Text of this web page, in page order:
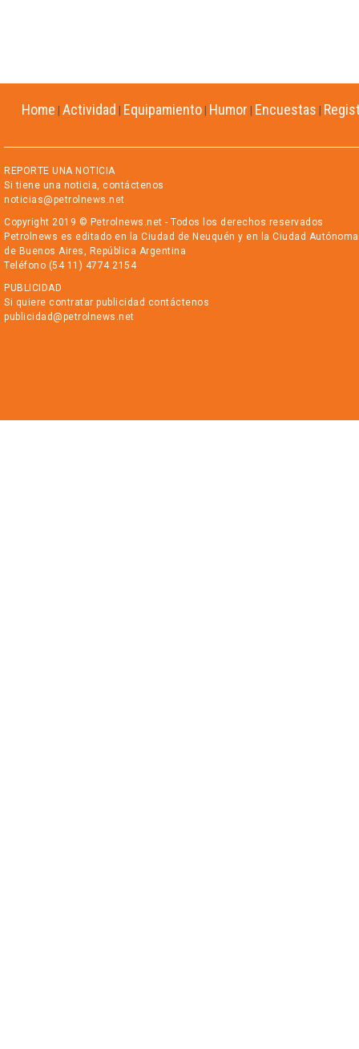
Home Actividad Equipamiento Humor Encuestas
REPORTE UNA NOTICIA
Si tiene una noticia, contáctenos
noticias@petrolnews.net
Copyright 2019 © Petrolnews.net - Todos los derechos reservados
Petrolnews es editado en la Ciudad de Neuquén y en la Ciudad Autónoma
de Buenos Aires, República Argentina
Teléfono (54 11) 4774 2154
PUBLICIDAD
Si quiere contratar publicidad contáctenos
publicidad@petrolnews.net